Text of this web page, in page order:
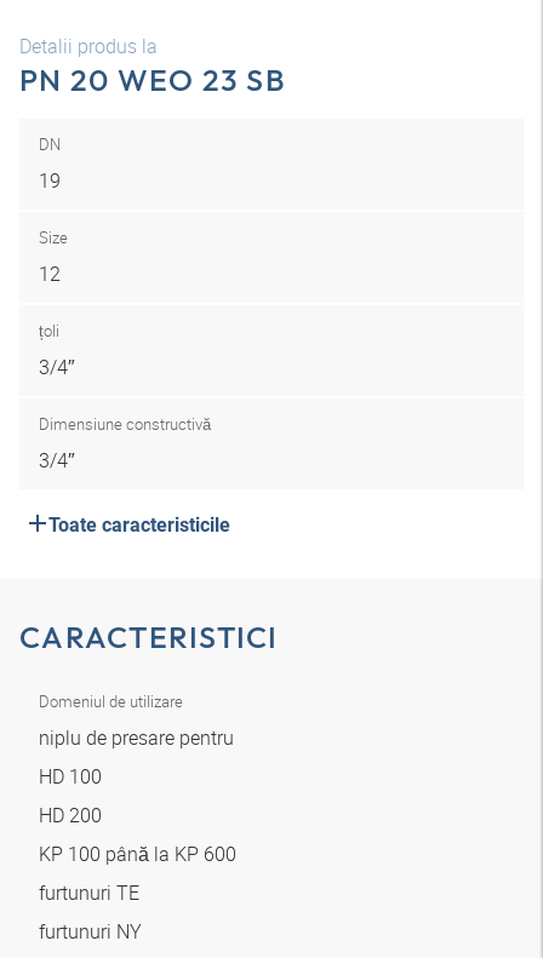
Detalii produs la
PN 20 WEO 23 SB
DN
19
Size
12
țoli
3/4″
Dimensiune constructivă
3/4″
Toate caracteristicile
CARACTERISTICI
Domeniul de utilizare
niplu de presare pentru
HD 100
HD 200
KP 100 până la KP 600
furtunuri TE
furtunuri NY